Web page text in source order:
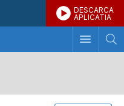
DESCARCA
APLICATIA